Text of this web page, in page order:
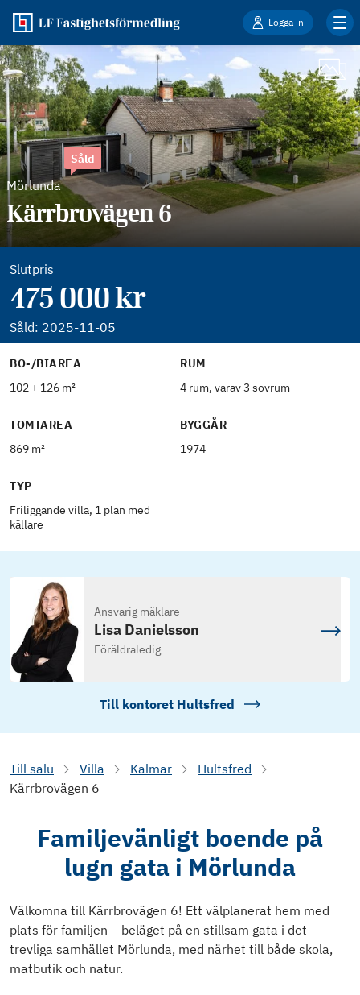
Logga in
Mörlunda
Såld
Kärrbrovägen 6
Slutpris
475 000 kr
Såld: 2025-11-05
BO-/BIAREA
102 + 126 m²
RUM
4 rum, varav 3 sovrum
TOMTAREA
869 m²
BYGGÅR
1974
TYP
Friliggande villa, 1 plan med
källare
Ansvarig mäklare
Lisa Danielsson
Föräldraledig
Till kontoret Hultsfred
Till salu Villa Kalmar
Hultsfred
Kärrbrovägen 6
Familjevänligt boende på
lugn gata i Mörlunda
Välkomna till Kärrbrovägen 6! Ett välplanerat hem med
plats för familjen – beläget på en stillsam gata i det
trevliga samhället Mörlunda, med närhet till både skola,
matbutik och natur.